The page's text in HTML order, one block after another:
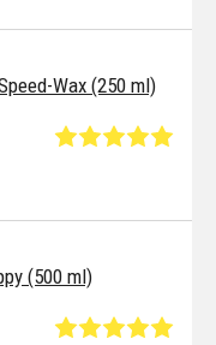
Wax (250 ml)
(500 ml)